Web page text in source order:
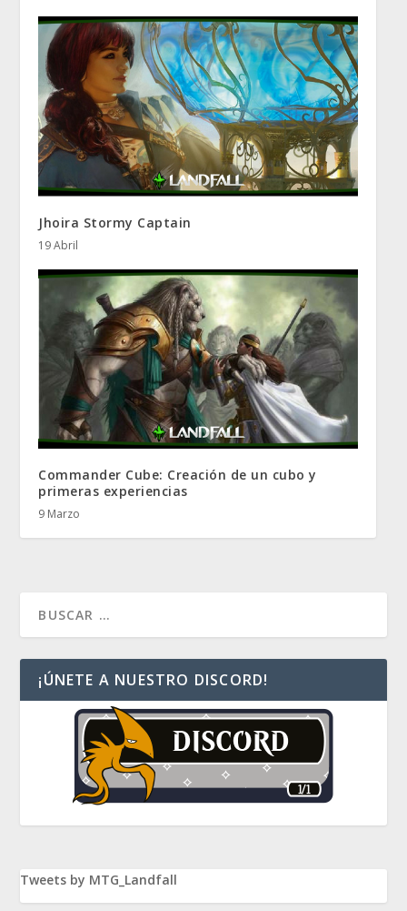
Jhoira Stormy Captain
19 Abril
Commander Cube: Creación de un cubo y
primeras experiencias
9 Marzo
¡ÚNETE A NUESTRO DISCORD!
Tweets by MTG_Landfall